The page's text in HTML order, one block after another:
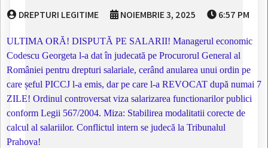
DREPTURI LEGITIME NOIEMBRIE 3, 2025 6:57 PM
ULTIMA ORĂ! DISPUTĂ PE SALARII! Managerul economic
Codescu Georgeta l-a dat în judecată pe Procurorul General al
României pentru drepturi salariale, cerând anularea unui ordin pe
care șeful PICCJ l-a emis, dar pe care l-a REVOCAT după numai 7
ZILE! Ordinul controversat viza salarizarea functionarilor publici
conform Legii 567/2004. Miza: Stabilirea modalitatii corecte de
calcul al salariilor. Conflictul intern se judecă la Tribunalul
Prahova!